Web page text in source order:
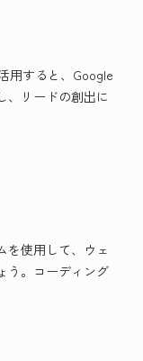
用すると、Google
、リードの創出に
を使用して、ウェ
う。コーディング